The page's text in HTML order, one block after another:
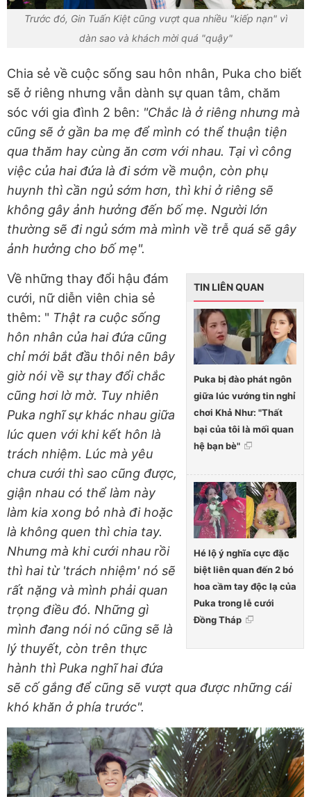
Trước đó, Gin Tuấn Kiệt cũng vượt qua nhiều "kiếp nạn" vì
dàn sao và khách mời quá "quậy"
Chia sẻ về cuộc sống sau hôn nhân, Puka cho biết
sẽ ở riêng nhưng vẫn dành sự quan tâm, chăm
sóc với gia đình 2 bên: "Chắc là ở riêng nhưng mà
cũng sẽ ở gần ba mẹ để mình có thể thuận tiện
qua thăm hay cùng ăn cơm với nhau. Tại vì công
việc của hai đứa là đi sớm về muộn, còn phụ
huynh thì cần ngủ sớm hơn, thì khi ở riêng sẽ
không gây ảnh hưởng đến bố mẹ. Người lớn
thường sẽ đi ngủ sớm mà mình về trễ quá sẽ gây
ảnh hưởng cho bố mẹ".
TIN LIÊN QUAN
Puka bị đào phát ngôn
giữa lúc vướng tin nghỉ
chơi Khả Như: "Thất
bại của tôi là mối quan
hệ bạn bè"
Hé lộ ý nghĩa cực đặc
biệt liên quan đến 2 bó
hoa cầm tay độc lạ của
Puka trong lễ cưới
Đồng Tháp
Về những thay đổi hậu đám
cưới, nữ diễn viên chia sẻ
thêm: " Thật ra cuộc sống
hôn nhân của hai đứa cũng
chỉ mới bắt đầu thôi nên bây
giờ nói về sự thay đổi chắc
cũng hơi lờ mờ. Tuy nhiên
Puka nghĩ sự khác nhau giữa
lúc quen với khi kết hôn là
trách nhiệm. Lúc mà yêu
chưa cưới thì sao cũng được,
giận nhau có thể làm này
làm kia xong bỏ nhà đi hoặc
là không quen thì chia tay.
Nhưng mà khi cưới nhau rồi
thì hai từ 'trách nhiệm' nó sẽ
rất nặng và mình phải quan
trọng điều đó. Những gì
mình đang nói nó cũng sẽ là
lý thuyết, còn trên thực
hành thì Puka nghĩ hai đứa
sẽ cố gắng để cũng sẽ vượt qua được những cái
khó khăn ở phía trước".